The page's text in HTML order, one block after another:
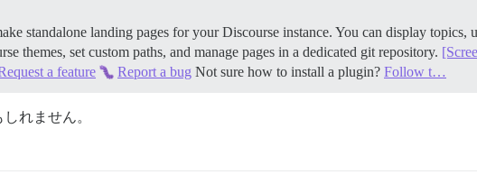
standalone landing pages for your Discourse instance. You can display topics,
themes, set custom paths, and manage pages in a dedicated git repository.
a feature Report a bug Not sure how to install a plugin? Follow t…
れません。